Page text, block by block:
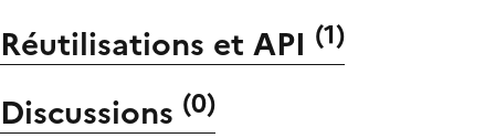
Réutilisations et API (1)
Discussions (0)